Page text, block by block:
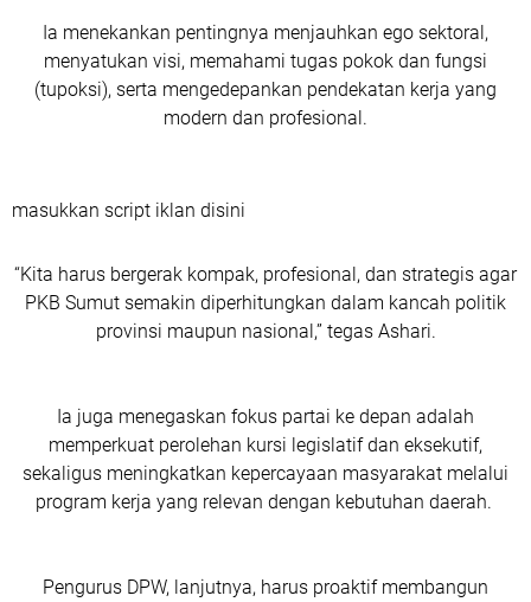
Ia menekankan pentingnya menjauhkan ego sektoral,
menyatukan visi, memahami tugas pokok dan fungsi
(tupoksi), serta mengedepankan pendekatan kerja yang
modern dan profesional.
masukkan script iklan disini
“Kita harus bergerak kompak, profesional, dan strategis agar
PKB Sumut semakin diperhitungkan dalam kancah politik
provinsi maupun nasional,” tegas Ashari.
Ia juga menegaskan fokus partai ke depan adalah
memperkuat perolehan kursi legislatif dan eksekutif,
sekaligus meningkatkan kepercayaan masyarakat melalui
program kerja yang relevan dengan kebutuhan daerah.
Pengurus DPW, lanjutnya, harus proaktif membangun